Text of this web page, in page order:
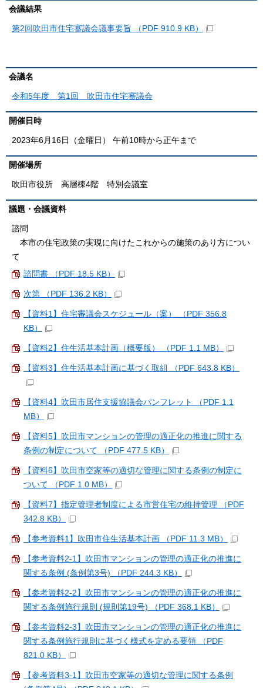
会議結果
第2回吹田市住宅審議会議事要旨 （PDF 910.9 KB）
会議名
令和5年度 第1回 吹田市住宅審議会
開催日時
2023年6月16日（金曜日） 午前10時から正午まで
開催場所
吹田市役所 高層棟4階 特別会議室
議題・会議資料
諮問
本市の住宅政策の実現に向けたこれからの施策のあり方につい
て
諮問書 （PDF 18.5 KB）
次第 （PDF 136.2 KB）
【資料1】住宅審議会スケジュール（案） （PDF 356.8
KB）
【資料2】住生活基本計画（概要版） （PDF 1.1 MB）
【資料3】住生活基本計画に基づく取組 （PDF 643.8 KB）
【資料4】吹田市居住支援協議会パンフレット （PDF 1.1
MB）
【資料5】吹田市マンションの管理の適正化の推進に関する
条例の制定について （PDF 477.5 KB）
【資料6】吹田市空家等の適切な管理に関する条例の制定に
ついて （PDF 1.0 MB）
【資料7】指定管理者制度による市営住宅の維持管理 （PDF
342.8 KB）
【参考資料1】吹田市住生活基本計画 （PDF 11.3 MB）
【参考資料2-1】吹田市マンションの管理の適正化の推進に
関する条例 (条例第3号) （PDF 244.3 KB）
【参考資料2-2】吹田市マンションの管理の適正化の推進に
関する条例施行規則 (規則第19号) （PDF 368.1 KB）
【参考資料2-3】吹田市マンションの管理の適正化の推進に
関する条例施行規則に基づく様式を定める要領 （PDF
821.0 KB）
【参考資料3-1】吹田市空家等の適切な管理に関する条例